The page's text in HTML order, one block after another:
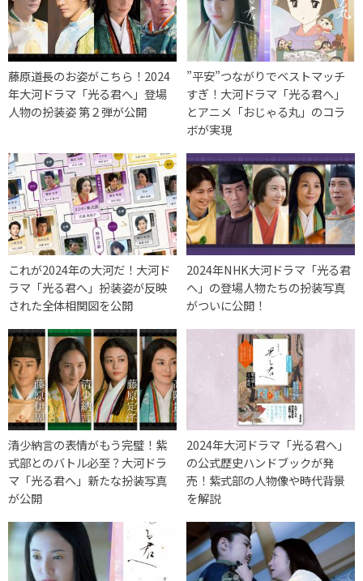
藤原道長のお姿がこちら！2024
年大河ドラマ「光る君へ」登場
人物の扮装姿 第２弾が公開
”平安”つながりでベストマッチ
すぎ！大河ドラマ「光る君へ」
とアニメ「おじゃる丸」のコラ
ボが実現
これが2024年の大河だ！大河ド
ラマ「光る君へ」扮装姿が反映
された全体相関図を公開
2024年NHK大河ドラマ「光る君
へ」の登場人物たちの扮装写真
がついに公開！
清少納言の表情がもう完璧！紫
式部とのバトル必至？大河ドラ
マ「光る君へ」新たな扮装写真
が公開
2024年大河ドラマ「光る君へ」
の公式歴史ハンドブックが発
売！紫式部の人物像や時代背景
を解説